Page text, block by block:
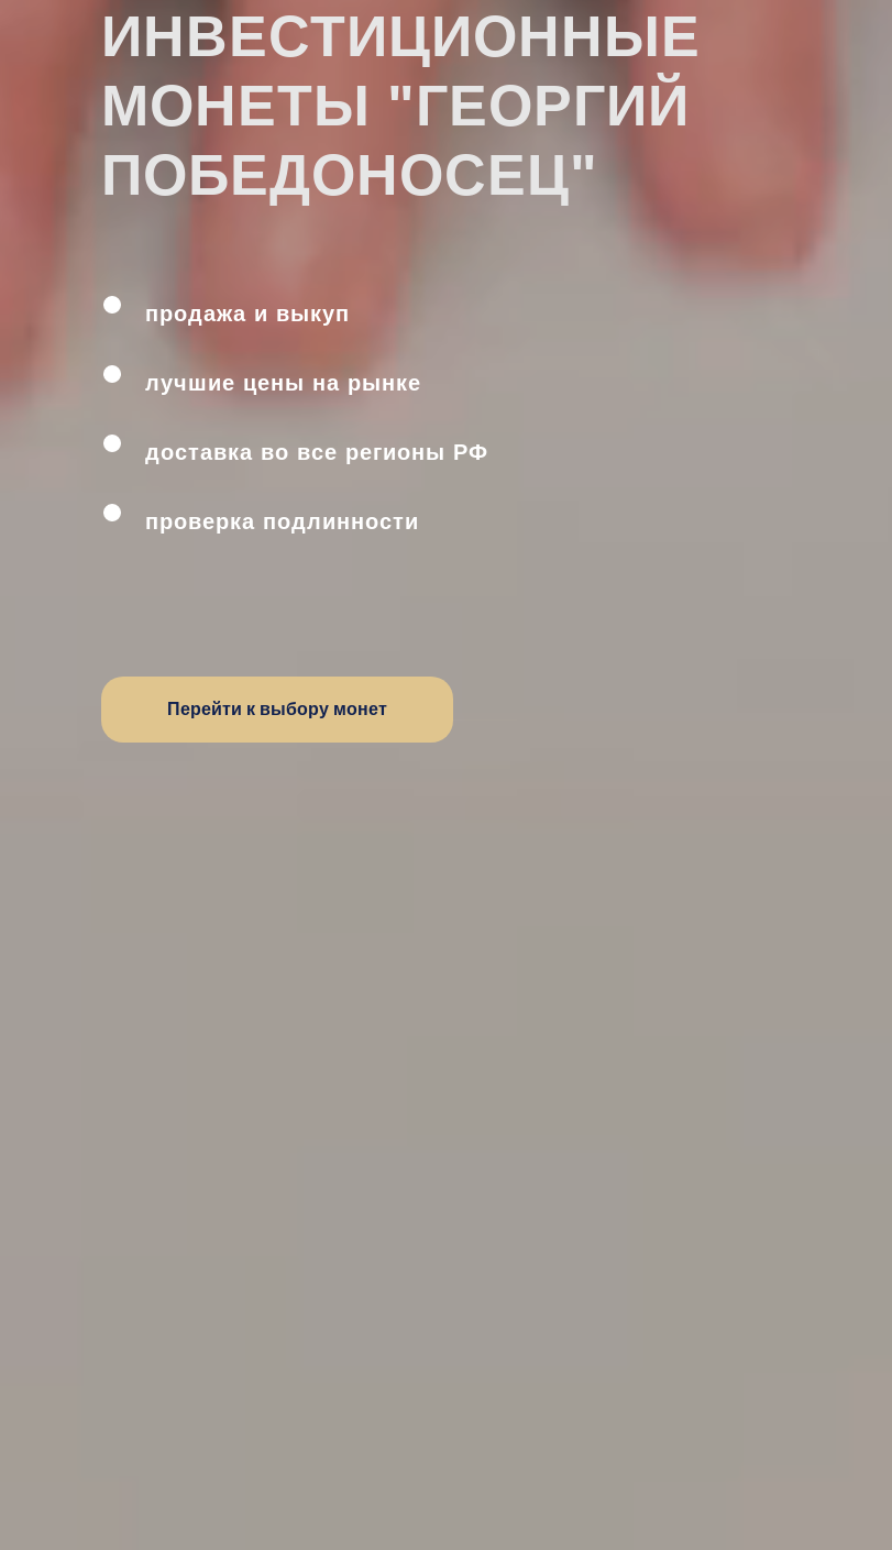
ИНВЕСТИЦИОННЫЕ
МОНЕТЫ "ГЕОРГИЙ
ПОБЕДОНОСЕЦ"
продажа и выкуп
лучшие цены на рынке
доставка во все регионы РФ
проверка подлинности
Перейти к выбору монет